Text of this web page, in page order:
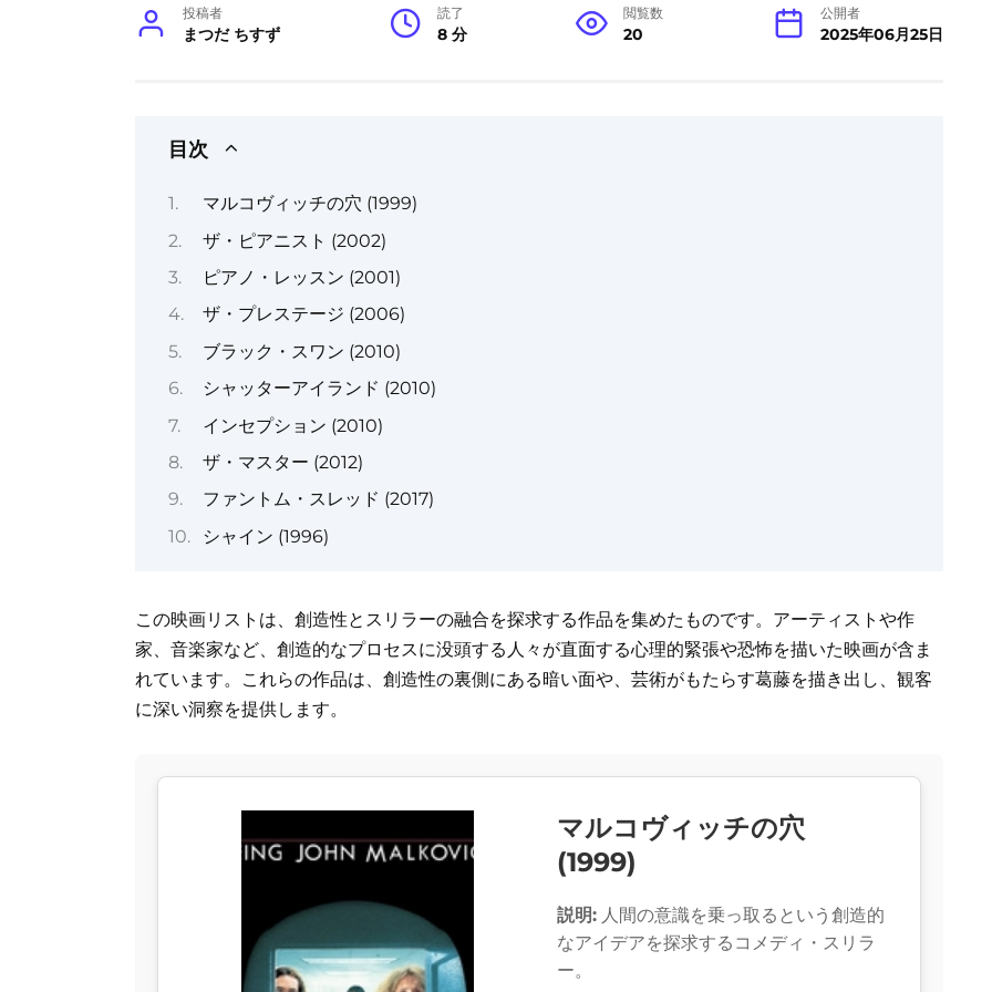
投稿者
まつだ ちすず
読了
8 分
閲覧数
20
公開者
2025年06月25日
目次
マルコヴィッチの穴 (1999)
ザ・ピアニスト (2002)
ピアノ・レッスン (2001)
ザ・プレステージ (2006)
ブラック・スワン (2010)
シャッターアイランド (2010)
インセプション (2010)
ザ・マスター (2012)
ファントム・スレッド (2017)
シャイン (1996)
この映画リストは、創造性とスリラーの融合を探求する作品を集めたものです。アーティストや作
家、音楽家など、創造的なプロセスに没頭する人々が直面する心理的緊張や恐怖を描いた映画が含ま
れています。これらの作品は、創造性の裏側にある暗い面や、芸術がもたらす葛藤を描き出し、観客
に深い洞察を提供します。
マルコヴィッチの穴
(1999)
説明: 人間の意識を乗っ取るという創造的
なアイデアを探求するコメディ・スリラ
ー。